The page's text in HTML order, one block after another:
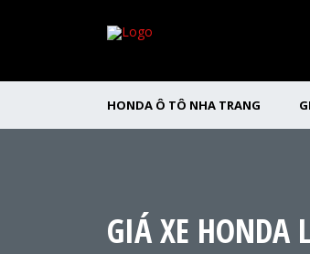
HONDA Ô TÔ NHA TRANG
GIÁ XE